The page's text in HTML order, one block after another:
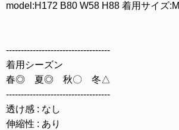
model:H172 B80 W58 H88 着用サイズ:M
-----------------------------------
着用シーズン
春◎ 夏◎ 秋〇 冬△
-----------------------------------
透け感 : なし
伸縮性 : あり